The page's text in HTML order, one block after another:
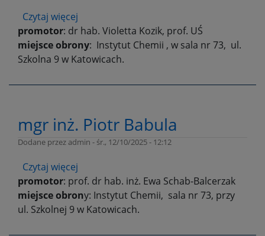
Czytaj więcej
mgr
inż.
Agata
promotor: dr hab. Violetta Kozik, prof. UŚ
miejsce obrony: Instytut Chemii , w sala nr 73, ul.
Szkolna 9 w Katowicach.
mgr inż. Piotr Babula
Dodane przez admin - śr., 12/10/2025 - 12:12
Czytaj więcej
mgr
inż.
Piotr
promotor: prof. dr hab. inż. Ewa Schab-Balcerzak
miejsce obrony: Instytut Chemii, sala nr 73, przy
ul. Szkolnej 9 w Katowicach.